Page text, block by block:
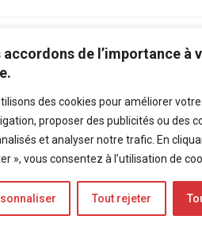
accordons de l’importance à
des cookies pour améliorer
proposer des publicités ou des
et analyser notre trafic. En
», vous consentez à l’utilisation de
Tout rejeter
-Politique de confidentialité